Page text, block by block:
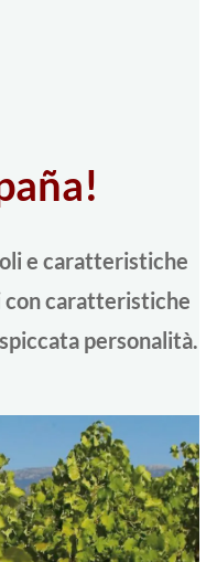
e caratteristiche
caratteristiche
personalità.